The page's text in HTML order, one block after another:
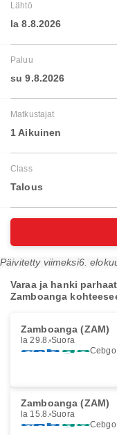
Lähtö
la 8.8.2026
Paluu
su 9.8.2026
Matkustajat
1 Aikuinen
Class
Talous
Päivitetty viimeksi6.
Varaa ja hanki
Zamboanga
Zamboanga (ZAM)
la 29.8. Suora
Cebgo
Zamboanga (ZAM)
la 15.8. Suora
Cebgo